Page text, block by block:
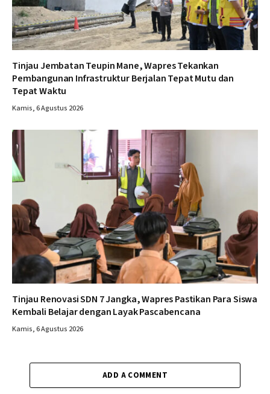
Tinjau Jembatan Teupin Mane, Wapres Tekankan
Pembangunan Infrastruktur Berjalan Tepat Mutu dan
Tepat Waktu
Kamis, 6 Agustus 2026
Tinjau Renovasi SDN 7 Jangka, Wapres Pastikan Para Siswa
Kembali Belajar dengan Layak Pascabencana
Kamis, 6 Agustus 2026
ADD A COMMENT